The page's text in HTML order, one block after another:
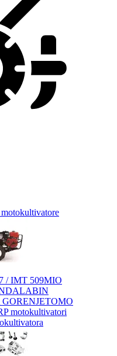
/ IMT 509MIO
LABIN
TOMO
motokultivatori